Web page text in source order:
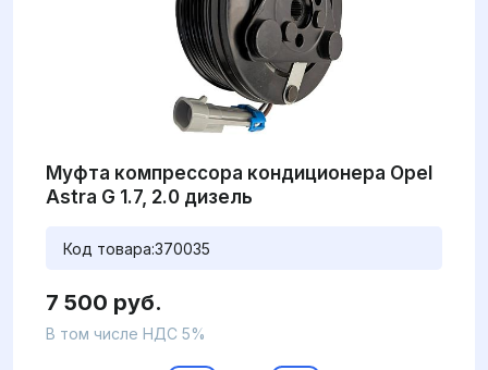
Муфта компрессора кондиционера Opel
Astra G 1.7, 2.0 дизель
Код товара:370035
7 500 руб.
В том числе НДС 5%